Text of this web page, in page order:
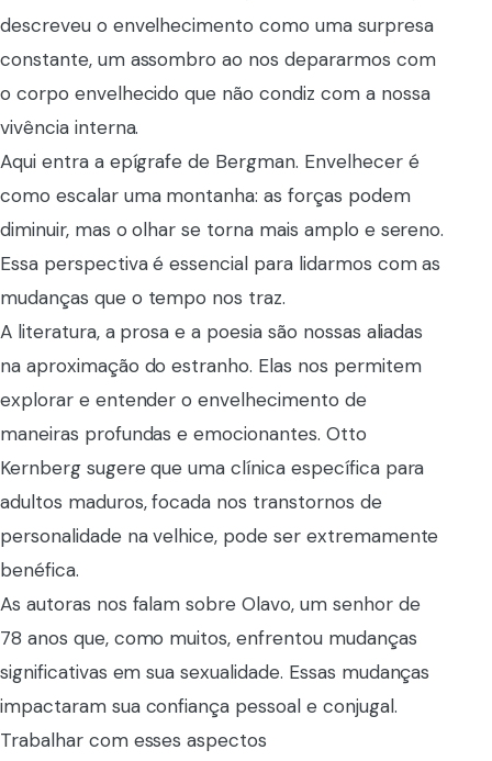
descreveu o envelhecimento como uma surpresa
constante, um assombro ao nos depararmos com
o corpo envelhecido que não condiz com a nossa
vivência interna.
Aqui entra a epígrafe de Bergman. Envelhecer é
como escalar uma montanha: as forças podem
diminuir, mas o olhar se torna mais amplo e sereno.
Essa perspectiva é essencial para lidarmos com as
mudanças que o tempo nos traz.
A literatura, a prosa e a poesia são nossas aliadas
na aproximação do estranho. Elas nos permitem
explorar e entender o envelhecimento de
maneiras profundas e emocionantes. Otto
Kernberg sugere que uma clínica específica para
adultos maduros, focada nos transtornos de
personalidade na velhice, pode ser extremamente
benéfica.
As autoras nos falam sobre Olavo, um senhor de
78 anos que, como muitos, enfrentou mudanças
significativas em sua sexualidade. Essas mudanças
impactaram sua confiança pessoal e conjugal.
Trabalhar com esses aspectos